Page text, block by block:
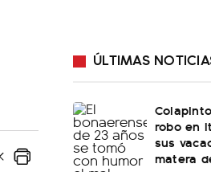
ÚLTIMAS
robo en
sus
matera